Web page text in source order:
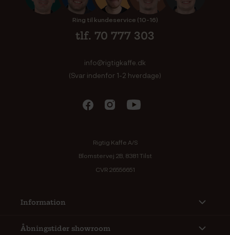
Ring til kundeservice (10-16)
tlf. 70 777 303
info@rigtigkaffe.dk
(Svar indenfor 1-2 hverdage)
Rigtig Kaffe A/S
Blomstervej 2B, 8381 Tilst
CVR 26556651
Information
Åbningstider showroom